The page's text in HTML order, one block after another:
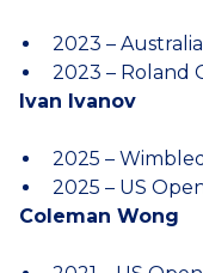
2023 –
2023 – Roland
Ivan Ivanov
2025 –
2025 – US
Coleman Wong